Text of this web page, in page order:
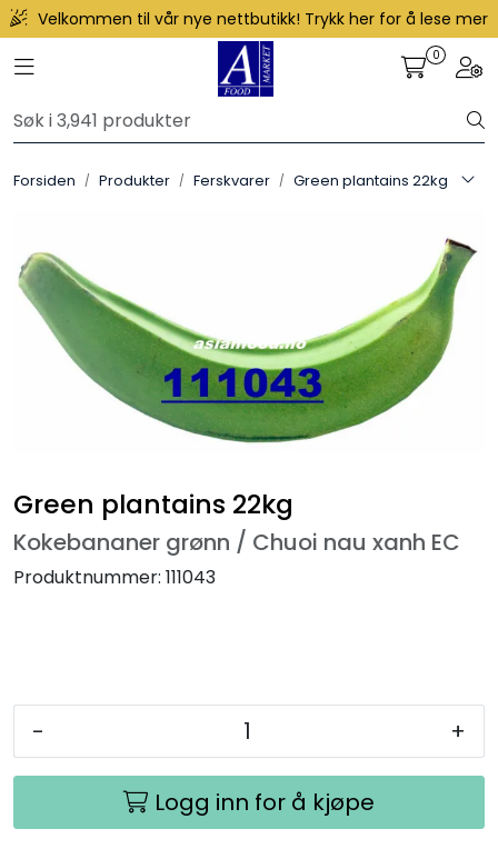
Skip to main content
Velkommen til vår nye nettbutikk! Trykk her for å lese mer
Toggle navigation 0
Forsiden Produkter Ferskvarer Green plantains 22kg
Green plantains 22kg
Kokebananer grønn / Chuoi nau xanh EC
Produktnummer: 111043
- +
Logg inn for å kjøpe
Merkevarer